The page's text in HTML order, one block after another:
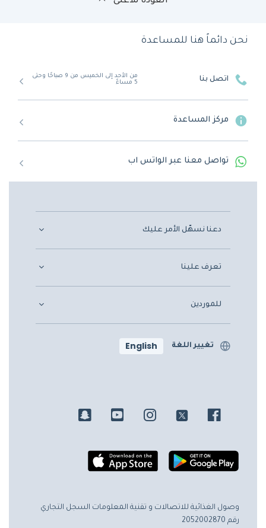
نحن دائماً هنا للمساعدة
اتصل بنا
من الأحد إلى الخميس من 9 صباحًا وحتى
5 مساءً
مركز المساعدة
تواصل معنا عبر الواتس اب
دعنا نسهّل الأمر عليك
تعرف علينا
للموردين
تغيير اللغة English
وصول الغذائية للاتصالات و تقنية المعلومات السجل التجاري
رقم 2052002870